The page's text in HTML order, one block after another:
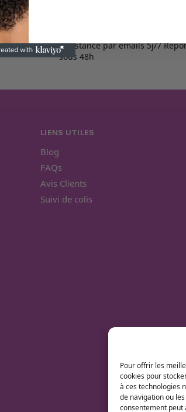
Pour offrir les
cookies pour
à ces technologies
de navigation ou
consentement
Assistance par emails 5j/7
sous 48h
LIENS UTILES
Blog
FAQs
Avis Clients
Suivi de colis